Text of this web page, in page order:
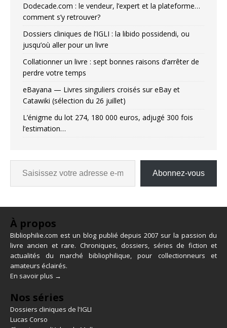
Dodecade.com : le vendeur, l’expert et la plateforme…
comment s’y retrouver?
Dossiers cliniques de l’IGLI : la libido possidendi, ou
jusqu’où aller pour un livre
Collationner un livre : sept bonnes raisons d’arrêter de
perdre votre temps
eBayana — Livres singuliers croisés sur eBay et
Catawiki (sélection du 26 juillet)
L’énigme du lot 274, 180 000 euros, adjugé 300 fois
l’estimation…
Abonnez-vous
À propos
Bibliophilie.com est un blog publié depuis 2007 sur la passion du
livre ancien et rare. Chroniques, dossiers, séries de fiction et
actualités du marché bibliophilique, pour collectionneurs et
amateurs éclairés.
En savoir plus →
Nos séries
Dossiers cliniques de l'IGLI
Lucas Corso